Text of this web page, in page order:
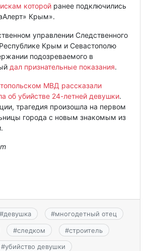
которой ранее подключились
Крым».
управлении Следственного
Крым и Севастополю
подозреваемого в
дал признательные показания.
МВД рассказали
об убийстве 24-летней девушки.
трагедия произошла на первом
города с новым знакомым из
#девушка #многодетный отец
#следком #строитель
#убийство девушки